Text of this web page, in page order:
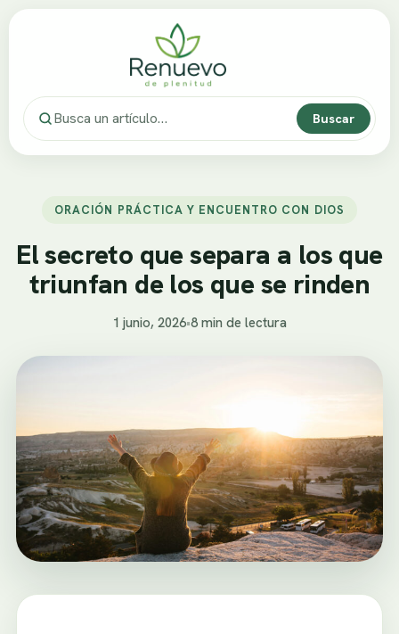
Buscar
ORACIÓN PRÁCTICA Y ENCUENTRO CON DIOS
El secreto que separa a los que
triunfan de los que se rinden
1 junio, 2026•8 min de lectura